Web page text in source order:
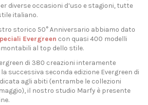
diverse occasioni d’uso e stagioni, tutte
italiano.
storico 50° Anniversario abbiamo dato
Evergreen con quasi 400 modelli
al top dello stile.
di 380 creazioni interamente
successiva seconda edizione Evergreen di
agli abiti (entrambe le collezioni
il nostro studio Marfy è presente